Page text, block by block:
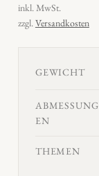
inkl. MwSt.
zzgl.Versandkosten
GEWICHT
ABMESSUNG
EN
THEMEN